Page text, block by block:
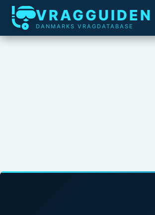
VRAGGUIDEN
DANMARKS VRAGDATABASE